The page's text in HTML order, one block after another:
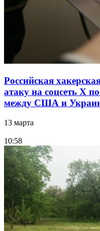
Российская
атаку на соцсеть Х
между США и
13 марта
10:58